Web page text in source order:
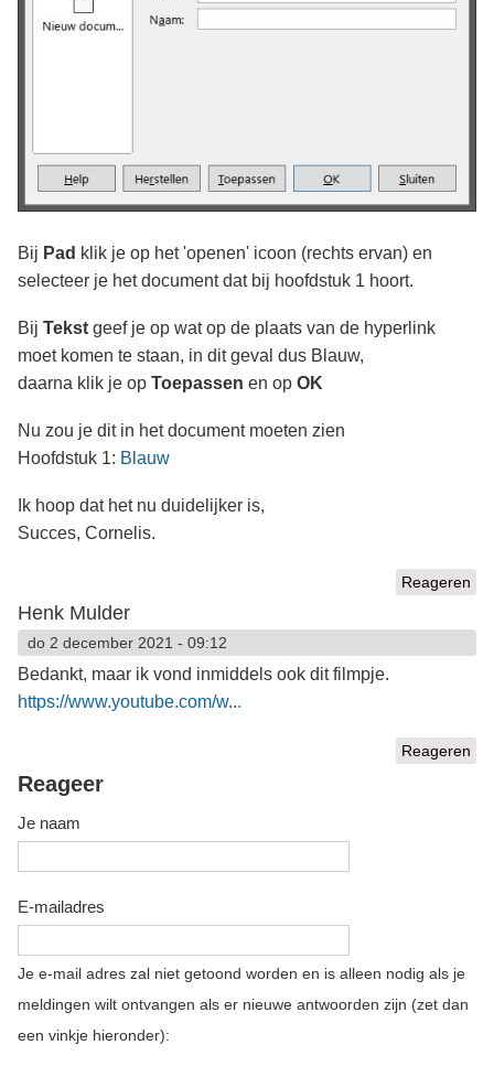
Bij Pad klik je op het 'openen' icoon (rechts ervan) en
selecteer je het document dat bij hoofdstuk 1 hoort.
Bij Tekstgeef je op wat op de plaats van de hyperlink
moet komen te staan, in dit geval dus Blauw,
daarna klik je op Toepassen en op OK
Nu zou je dit in het document moeten zien
Hoofdstuk 1: Blauw
Ik hoop dat het nu duidelijker is,
Succes, Cornelis.
Reageren
Henk Mulder
do 2 december 2021 - 09:12
Bedankt, maar ik vond inmiddels ook dit filmpje.
https://www.youtube.com/w...
Reageren
Reageer
Je naam
E-mailadres
Je e-mail adres zal niet getoond worden en is alleen nodig als je
meldingen wilt ontvangen als er nieuwe antwoorden zijn (zet dan
een vinkje hieronder):